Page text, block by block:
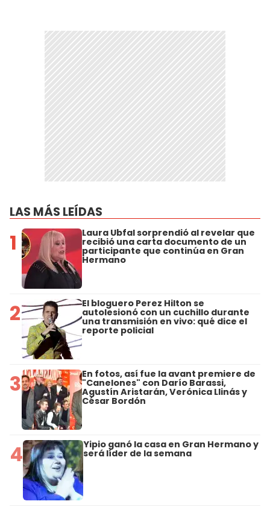
LAS MÁS LEÍDAS
1 Laura Ubfal sorprendió al revelar que
recibió una carta documento de un
participante que continúa en Gran
Hermano
2 El bloguero Perez Hilton se
autolesionó con un cuchillo durante
una transmisión en vivo: qué dice el
reporte policial
3 En fotos, así fue la avant premiere de
"Canelones" con Darío Barassi,
Agustín Aristarán, Verónica Llinás y
César Bordón
4 Yipio ganó la casa en Gran Hermano y
será líder de la semana